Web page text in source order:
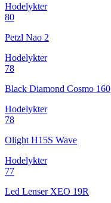
Hodelykter
80
Petzl Nao 2
Hodelykter
78
Black Diamond Cosmo 160
Hodelykter
78
Olight H15S Wave
Hodelykter
77
Led Lenser XEO 19R